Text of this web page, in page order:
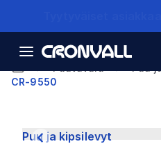
CR-9550
Puu ja kipsilevyt